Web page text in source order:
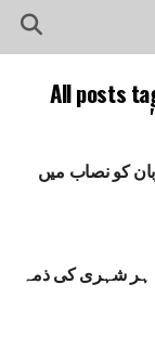
All posts
کو نصاب میں
ہر شہری کی ذمہ